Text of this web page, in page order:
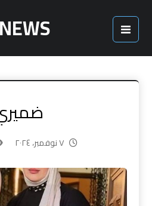
NEWS ١
٧ نوفمبر، ٢٠٢٤